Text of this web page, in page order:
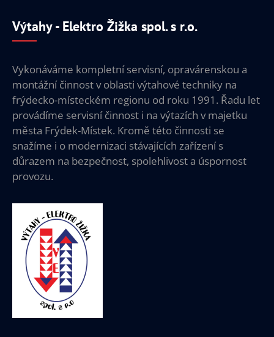
Výtahy - Elektro Žižka spol. s r.o.
Vykonáváme kompletní servisní, opravárenskou a
montážní činnost v oblasti výtahové techniky na
frýdecko-místeckém regionu od roku 1991. Řadu let
provádíme servisní činnost i na výtazích v majetku
města Frýdek-Místek. Kromě této činnosti se
snažíme i o modernizaci stávajících zařízení s
důrazem na bezpečnost, spolehlivost a úspornost
provozu.